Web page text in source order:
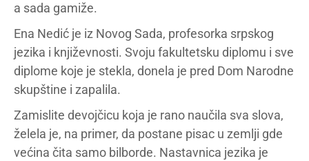
a sada gamiže.
Ena Nedić je iz Novog Sada, profesorka srpskog
jezika i književnosti. Svoju fakultetsku diplomu i sve
diplome koje je stekla, donela je pred Dom Narodne
skupštine i zapalila.
Zamislite devojčicu koja je rano naučila sva slova,
želela je, na primer, da postane pisac u zemlji gde
većina čita samo bilborde. Nastavnica jezika je